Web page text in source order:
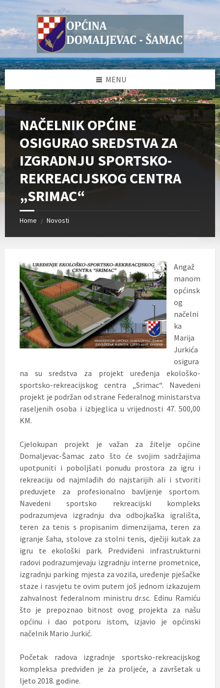
Skip
to
Skip
to
sidebar
Skip
to
sidebar
Skip
to
MENU
NAČELNIK OPĆINE
OSIGURAO SREDSTVA ZA
IZGRADNJU SPORTSKO-
REKREACIJSKOG CENTRA
„SRIMAC“
Home / Novosti
Angaž
manom
općinsk
og
načelni
ka
Marija
Jurkića
osigura
na su sredstva za projekt uređenja ekološko-
sportsko-rekreacijskog centra „Srimac“. Navedeni
projekt je podržan od strane Federalnog ministarstva
raseljenih osoba i izbjeglica u vrijednosti 47. 500,00
KM.
Cjelokupan projekt je važan za žitelje općine
Domaljevac-Šamac zato što će svojim sadržajima
upotpuniti i poboljšati ponudu prostora za igru i
rekreaciju od najmlađih do najstarijih ali i stvoriti
preduvjete za profesionalno bavljenje sportom.
Navedeni sportsko rekreacijski kompleks
podrazumjeva izgradnju dva odbojkaška igrališta,
teren za tenis s propisanim dimenzijama, teren za
igranje šaha, stolove za stolni tenis, dječiji kutak za
igru te ekološki park. Predviđeni infrastrukturni
radovi podrazumjevaju izgradnju interne prometnice,
izgradnju parking mjesta za vozila, uređenje pješačke
staze i rasvjetu te ovim putem još jednom izkazujem
zahvalnost federalnom ministru dr.sc. Edinu Ramiću
što je prepoznao bitnost ovog projekta za našu
općinu i dao potporu istom, izjavio je općinski
načelnik Mario Jurkić.
Početak radova izgradnje sportsko-rekreacijskog
kompleksa predviđen je za proljeće, a završetak u
ljeto 2018. godine.